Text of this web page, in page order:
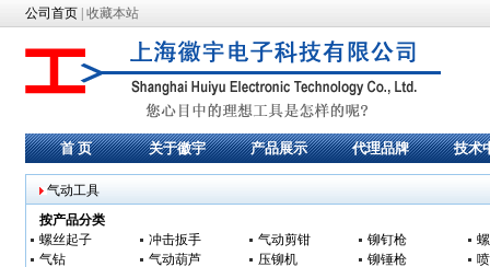
公司首页| 收藏本站
首 页 关于徽宇 产品展示 代理品牌 技术
气动工具
按产品分类
螺丝起子
冲击扳手 气动剪钳 铆钉枪
气钻
气动葫芦 压铆机 铆锤枪